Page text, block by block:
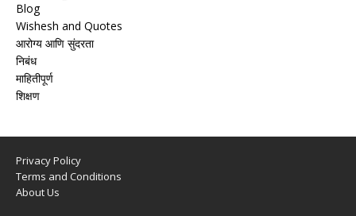
Blog
Wishesh and Quotes
आरोग्य आणि सुंदरता
निबंध
माहितीपूर्ण
शिक्षण
Privacy Policy
Terms and Conditions
About Us